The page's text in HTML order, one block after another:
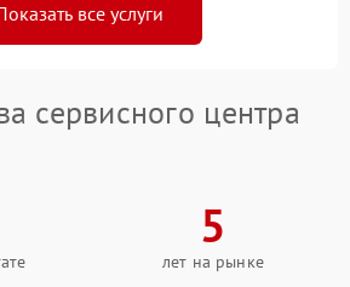
все услуги
сервисного центра
5
лет на рынке